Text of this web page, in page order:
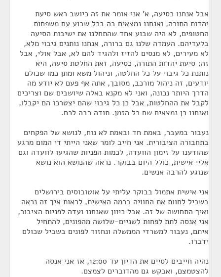
אבל אנחנו כסיעה, א' אני אומר את זה כיושב ראש סיעת
יהדות התורה, ואנחנו נמצאים בה בכל שבוע עם משפחות
החטופים, לא היה שבוע אחד שהתחלנו את ישיבות הסיעה
בלעדיהם. העמדה שלנו גם ברורה, אנחנו נותנים גיבוי מלא,
לא מעירים, לא מנסים להזיז ולהגיד להם לא, אבל אולי, אבל
זה; סיעת יהדות התורה, כסיעה, זאת החלטת סיעה, היא
נותנת כל גיבוי על כל החלטה, וניהול משא ומתן כמו שכולם
יודעים, זה ניהול מורכב, מסובך, אתה אף פעם לא יודע מה
הדרך היותר נכונה, ואני לא מקנא באלה שיושבים שם וצריכים
לקבל את ההחלטות, אבל כן כל גיבוי שהם יצטרכו הם יקבלו,
ואנחנו כן נמצאים שם כל הזמן. תודה רבה לכם.
נעבור במעבר, באמת חד ובאמת לא נוח, לנושא של הפקחים
בתחבורה הציבורית. אני חייב לומר שאני הייתי די המום מרגע
שהודענו על זימון הוועדה, לכמות הפניות שהגיעו לוועדה וגם
אליי אישית, כולל היום בבוקר. נראה שהנושא הוא נושא
שנוגע להרבה אנשים.
אני אישית אתמול בבוקר עליתי על אוטובוסים בירושלים
בשביל לחוות את החוויה ברמה האישית, לראות איך זה נראה
ואיך התחושה של זה. אבל כיוון שאנחנו ועדה לפניות הציבור,
אני אנסה לתת לפחות לשניים-שלושה מהפונים, להתחיל
איתם, נעבור למשרדי הממשלה ונחזור לפונים בשביל שכולם
ידברו.
נהיה חייבים לסיים את הדיון עד 12:00, אז אני אנסה
להצטמצם, ואבקש גם מהדוברים לצמצם.